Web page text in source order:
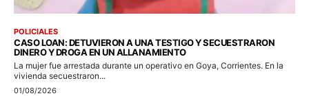
POLICIALES
CASO LOAN: DETUVIERON A UNA TESTIGO Y SECUESTRARON
DINERO Y DROGA EN UN ALLANAMIENTO
La mujer fue arrestada durante un operativo en Goya, Corrientes. En la
vivienda secuestraron...
01/08/2026